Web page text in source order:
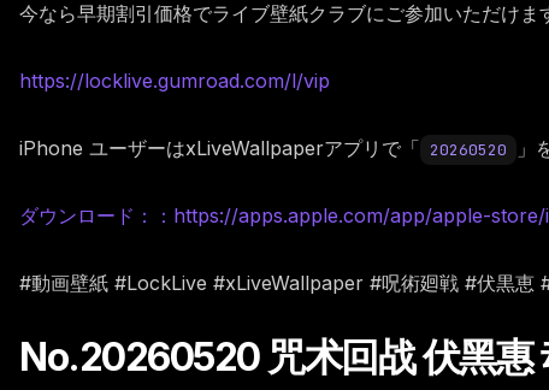
今なら早期割引価格でライブ壁紙クラブにご参加いただけ
https://locklive.gumroad.com/l/vip
iPhone ユーザーはxLiveWallpaperアプリで「 20260520 」
ダウンロード：：https://apps.apple.com/app/apple-
#動画壁紙 #LockLive #xLiveWallpaper #呪術廻戦 #伏黒恵
No.20260520 咒术回战 伏黑惠